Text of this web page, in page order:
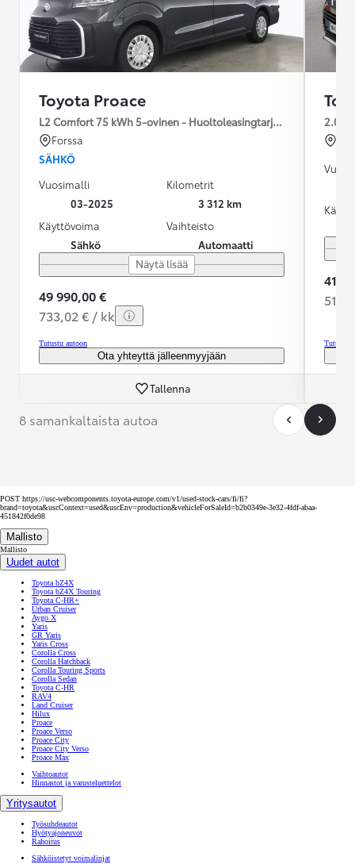
Toyota Proace
L2 Comfort 75 kWh 5-ovinen - Huoltoleasingtarjous 48kk /
Forssa
SÄHKÖ
Vuosimalli
03-2025
Kilometrit
3 312 km
Käyttövoima
Sähkö
Vaihteisto
Automaatti
Näytä lisää
49 990,00 €
733,02 € / kk
Tutustu autoon
Ota yhteyttä jälleenmyyjään
Tallenna
2.0D
41
Tutustu
8 samankaltaista autoa
POST https://usc-webcomponents.toyota-europe.com/v1/used-stock-cars/fi/fi?
brand=toyota&uscContext=used&uscEnv=production&vehicleForSaleId=b2b0349e-3e32-4fdf-abaa-
451842f0de98
Mallisto
Mallisto
Uudet autot
Toyota bZ4X
Toyota bZ4X Touring
Toyota C-HR+
Urban Cruiser
Aygo X
Yaris
GR Yaris
Yaris Cross
Corolla Cross
Corolla Hatchback
Corolla Touring Sports
Corolla Sedan
Toyota C-HR
RAV4
Land Cruiser
Hilux
Proace
Proace Verso
Proace City
Proace City Verso
Proace Max
Vaihtoautot
Hinnastot ja varusteluettelot
Yritysautot
Työsuhdeautot
Hyötyajoneuvot
Rahoitus
Sähköistetyt voimalinjat